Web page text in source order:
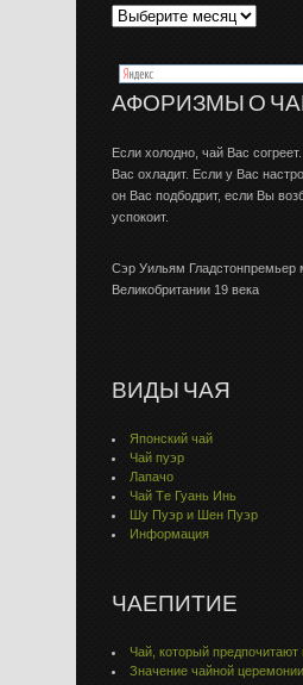
АФОРИЗМЫ О
Если холодно, чай Вас
Вас охладит. Если у Вас
он Вас подбодрит, если Вы
успокоит.
Сэр Уильям Гладстонпремьер
Великобритании 19 века
ВИДЫ ЧАЯ
Японский чай
Чай пуэр
Лапачо
Чай Тe Гуaнь Инь
Шу Пуэр и Шен Пуэр
Информация
ЧАЕПИТИЕ
Чай, который предпочитают
Значение чайной